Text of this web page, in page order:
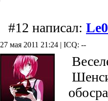
#12 написал:
27 мая 2011 21:24 | ICQ: --